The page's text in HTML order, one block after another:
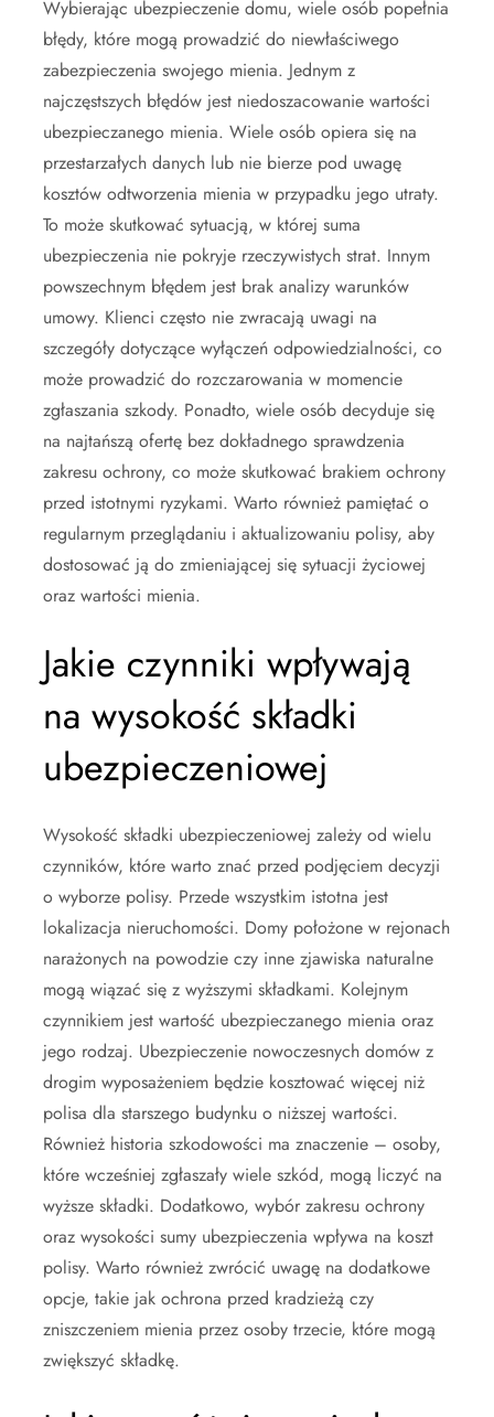
Wybierając ubezpieczenie domu, wiele osób popełnia
błędy, które mogą prowadzić do niewłaściwego
zabezpieczenia swojego mienia. Jednym z
najczęstszych błędów jest niedoszacowanie wartości
ubezpieczanego mienia. Wiele osób opiera się na
przestarzałych danych lub nie bierze pod uwagę
kosztów odtworzenia mienia w przypadku jego utraty.
To może skutkować sytuacją, w której suma
ubezpieczenia nie pokryje rzeczywistych strat. Innym
powszechnym błędem jest brak analizy warunków
umowy. Klienci często nie zwracają uwagi na
szczegóły dotyczące wyłączeń odpowiedzialności, co
może prowadzić do rozczarowania w momencie
zgłaszania szkody. Ponadto, wiele osób decyduje się
na najtańszą ofertę bez dokładnego sprawdzenia
zakresu ochrony, co może skutkować brakiem ochrony
przed istotnymi ryzykami. Warto również pamiętać o
regularnym przeglądaniu i aktualizowaniu polisy, aby
dostosować ją do zmieniającej się sytuacji życiowej
oraz wartości mienia.
Jakie czynniki wpływają
na wysokość składki
ubezpieczeniowej
Wysokość składki ubezpieczeniowej zależy od wielu
czynników, które warto znać przed podjęciem decyzji
o wyborze polisy. Przede wszystkim istotna jest
lokalizacja nieruchomości. Domy położone w rejonach
narażonych na powodzie czy inne zjawiska naturalne
mogą wiązać się z wyższymi składkami. Kolejnym
czynnikiem jest wartość ubezpieczanego mienia oraz
jego rodzaj. Ubezpieczenie nowoczesnych domów z
drogim wyposażeniem będzie kosztować więcej niż
polisa dla starszego budynku o niższej wartości.
Również historia szkodowości ma znaczenie – osoby,
które wcześniej zgłaszały wiele szkód, mogą liczyć na
wyższe składki. Dodatkowo, wybór zakresu ochrony
oraz wysokości sumy ubezpieczenia wpływa na koszt
polisy. Warto również zwrócić uwagę na dodatkowe
opcje, takie jak ochrona przed kradzieżą czy
zniszczeniem mienia przez osoby trzecie, które mogą
zwiększyć składkę.